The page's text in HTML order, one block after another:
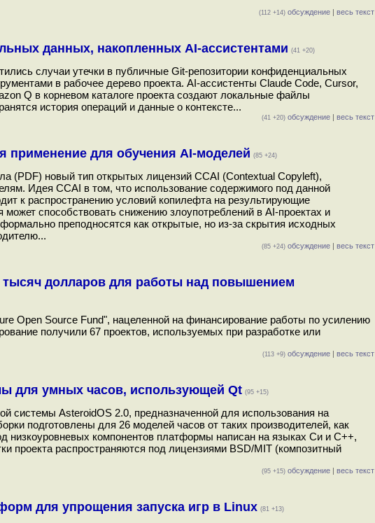
(112 +14) обсуждение | весь текст
данных, накопленных AI-ассистентами (41 +20)
случаи утечки в публичные Git-репозитории конфиденциальных
в рабочее дерево проекта. AI-ассистенты Claude Code, Cursor,
Q в корневом каталоге проекта создают локальные файлы
история операций и данные о контексте...
(41 +20) обсуждение | весь текст
применение для обучения AI-моделей (85 +24)
(PDF) новый тип открытых лицензий CCAI (Contextual Copyleft),
Идея CCAI в том, что использование содержимого под данной
к распространению условий копилефта на результирующие
способствовать снижению злоупотреблений в AI-проектах и
преподносятся как открытые, но из-за скрытия исходных
(85 +24) обсуждение | весь текст
тысяч долларов для работы над повышением
Open Source Fund", нацеленной на финансирование работы по усилению
получили 67 проектов, используемых при разработке или
(113 +9) обсуждение | весь текст
для умных часов, использующей Qt (95 +15)
системы AsteroidOS 2.0, предназначенной для использования на
подготовлены для 26 моделей часов от таких производителей, как
низкоуровневых компонентов платформы написан на языках Си и C++,
проекта распространяются под лицензиями BSD/MIT (композитный
(95 +15) обсуждение | весь текст
для упрощения запуска игр в Linux (81 +13)